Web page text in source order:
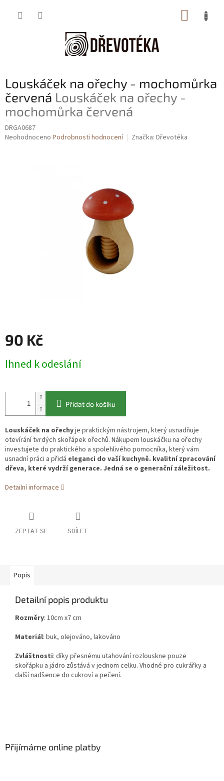
Louskáček na ořechy - mochomůrka
červená Louskáček na ořechy -
mochomůrka červená
DRGA0687
Průměrné
Neohodnoceno Podrobnosti hodnocení Značka: Dřevotéka
90 Kč
cena:
Ihned k odeslání
Přidat do košíku
Louskáček na ořechyje praktickým nástrojem, který usnadňuje
otevírání tvrdých skořápek ořechů. Nákupem louskáčku na ořechy
investujete do praktického a spolehlivého pomocníka, který vám
usnadní práci a přidá eleganci do vaší kuchyně. kvalitní zpracování
dřeva, které vydrží generace. Jedná se o generační záležitost.
Detailní informace
ZEPTAT SE SDÍLET
Popis
Detailní popis produktu
Rozměry: 10cm x7 cm
Materiál: buk, olejováno, lakováno
Zvláštnosti: díky přesnému utahování rozlouskne pouze
skořápku a jádro zůstává v jednom celku. Vhodné pro cukrářky a
další nadšence do cukroví a pečení.
Přijímáme online platby